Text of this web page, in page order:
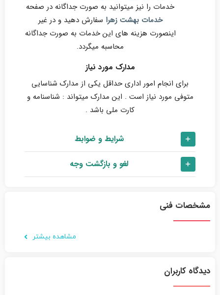
خدمات را نیز میتوانید به صورت جداگانه در صفحه
خدمات بهشت زهرا سفارش دهید و در غیر
اینصورت هزینه های این خدمات به صورت جداگانه
محاسبه میگردد.
مدارک مورد نیاز
برای انجام امور اداری حداقل یکی از مدارک شناسایی
متوفی مورد نیاز است . این مدارک میتواند : شناسنامه و
کارت ملی باشد .
شرایط و ضوابط
لغو و بازگشت وجه
مشخصات فنی
مشاهده بیشتر
دیدگاه کاربران